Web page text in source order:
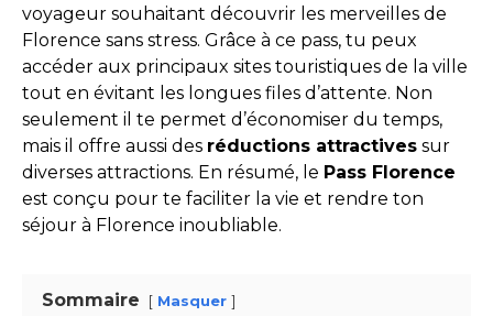
voyageur souhaitant découvrir les merveilles de
Florence sans stress. Grâce à ce pass, tu peux
accéder aux principaux sites touristiques de la ville
tout en évitant les longues files d’attente. Non
seulement il te permet d’économiser du temps,
mais il offre aussi des réductions attractives sur
diverses attractions. En résumé, le Pass Florence
est conçu pour te faciliter la vie et rendre ton
séjour à Florence inoubliable.
Sommaire Masquer